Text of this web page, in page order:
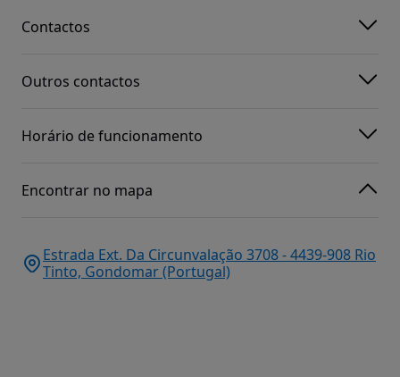
Contactos
Outros contactos
Horário de funcionamento
Encontrar no mapa
Estrada Ext. Da Circunvalação 3708 - 4439-908 Rio
Tinto, Gondomar (Portugal)